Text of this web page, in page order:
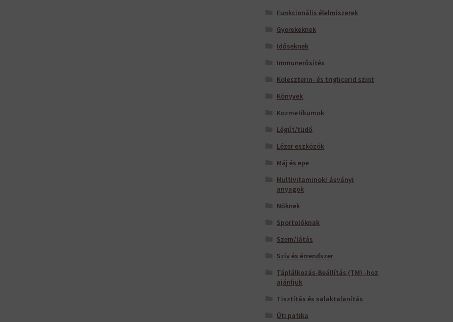
Funkcionális élelmiszerek
Gyerekeknek
Időseknek
Immunerősítés
Koleszterin- és triglicerid szint
Könyvek
Kozmetikumok
Légút/tüdő
Lézer eszközök
Máj és epe
Multivitaminok/ ásványi
anyagok
Nőknek
Sportolóknak
Szem/látás
Szív és érrendszer
Táplálkozás-Beállítás (TM) -hoz
ajánljuk
Tisztítás és salaktalanítás
Úti patika